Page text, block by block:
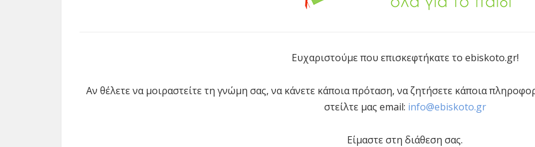
Ευχαριστούμε που επισκεφτήκατε τo ebiskoto.gr!
Αν θέλετε να μοιραστείτε τη γνώμη σας, να κάνετε κάποια πρόταση, να ζητήσετε κάποια
στείλτε μας email: info@ebiskoto.gr
Είμαστε στη διάθεση σας.